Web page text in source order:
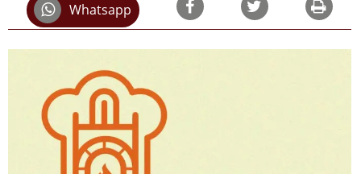
Whatsapp